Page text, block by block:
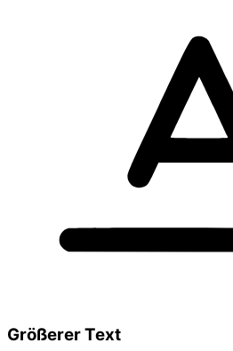
Größerer Text